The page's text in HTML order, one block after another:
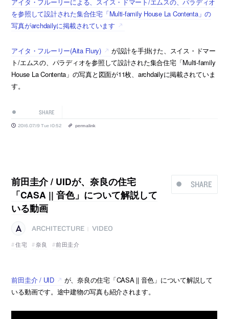
を参照して設計された集合住宅「Multi-family House La Contenta」の
写真がarchdailyに掲載されています
アイタ・フルーリー(Aita Flury)
が設計を手掛けた、スイス・ドマー
ト/エムスの、パラディオを参照して設計された集合住宅「Multi-family
House La Contenta」の写真と図面が11枚、archdailyに掲載されていま
す。
SHARE
2016.07.19 Tue 10:52 permalink
SHARE
前田圭介 / UIDが、奈良の住宅
「CASA || 音色」について解説して
いる動画
ARCHITECTURE
VIDEO
住宅
奈良 前田圭介
前田圭介 / UID
が、奈良の住宅「CASA || 音色」について解説して
いる動画です。途中建物の写真も紹介されます。